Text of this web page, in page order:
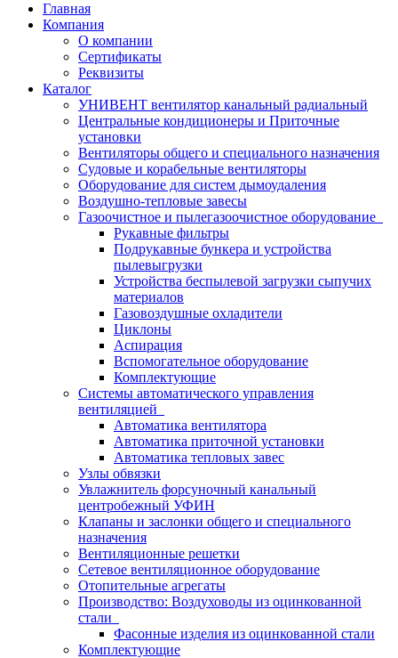
Главная
Компания
О компании
Сертификаты
Реквизиты
Каталог
УНИВЕНТ вентилятор канальный радиальный
Центральные кондиционеры и Приточные
установки
Вентиляторы общего и специального назначения
Судовые и корабельные вентиляторы
Оборудование для систем дымоудаления
Воздушно-тепловые завесы
Газоочистное и пылегазоочистное оборудование
Рукавные фильтры
Подрукавные бункера и устройства
пылевыгрузки
Устройства беспылевой загрузки сыпучих
материалов
Газовоздушные охладители
Циклоны
Аспирация
Вспомогательное оборудование
Комплектующие
Системы автоматического управления
вентиляцией
Автоматика вентилятора
Автоматика приточной установки
Автоматика тепловых завес
Узлы обвязки
Увлажнитель форсуночный канальный
центробежный УФИН
Клапаны и заслонки общего и специального
назначения
Вентиляционные решетки
Сетевое вентиляционное оборудование
Отопительные агрегаты
Производство: Воздуховоды из оцинкованной
стали
Фасонные изделия из оцинкованной стали
Комплектующие